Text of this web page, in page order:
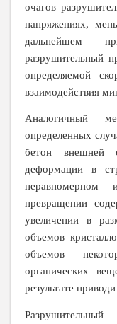
очагов
напряжениях,
дальнейшем
разрушительный
определяемой
взаимодействия
Аналогичный
определенных
бетон внешней
деформации в
превращении
увеличении в
объемов
объемов
органических
результате